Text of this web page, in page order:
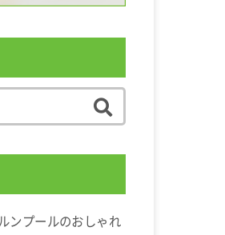
ンプールのおしゃれ